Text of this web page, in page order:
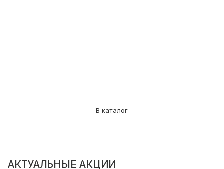
В каталог
АКТУАЛЬНЫЕ АКЦИИ